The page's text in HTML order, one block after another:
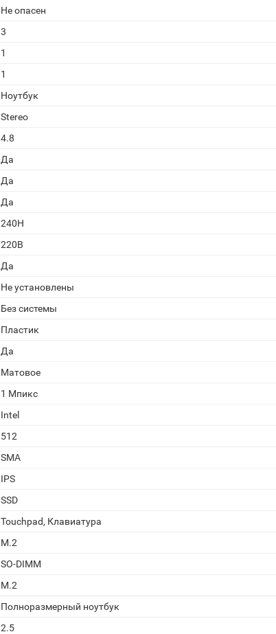
Не опасен
3
1
1
Ноутбук
Stereo
4.8
Да
Да
Да
240H
220В
Да
Не установлены
Без системы
Пластик
Да
Матовое
1 Мпикс
Intel
512
SMA
IPS
SSD
Touchpad, Клавиатура
M.2
SO-DIMM
M.2
Полноразмерный ноутбук
2.5